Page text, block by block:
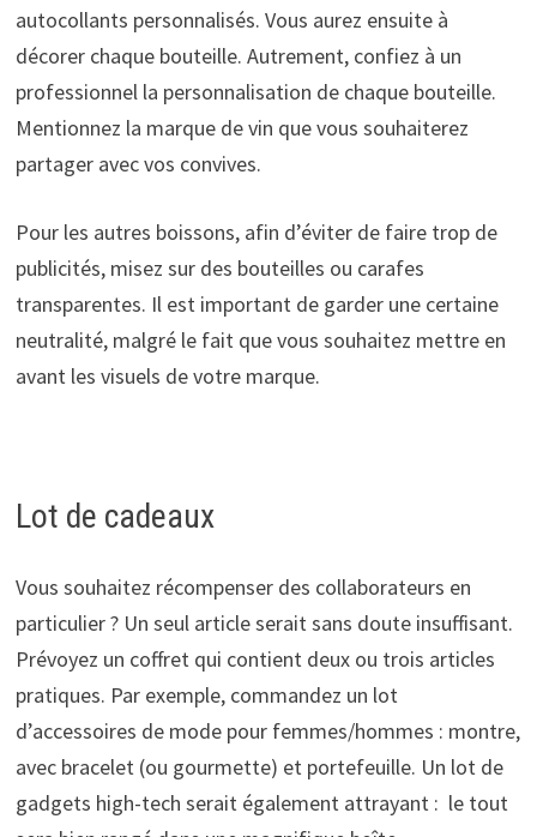
autocollants personnalisés. Vous aurez ensuite à
décorer chaque bouteille. Autrement, confiez à un
professionnel la personnalisation de chaque bouteille.
Mentionnez la marque de vin que vous souhaiterez
partager avec vos convives.
Pour les autres boissons, afin d’éviter de faire trop de
publicités, misez sur des bouteilles ou carafes
transparentes. Il est important de garder une certaine
neutralité, malgré le fait que vous souhaitez mettre en
avant les visuels de votre marque.
Lot de cadeaux
Vous souhaitez récompenser des collaborateurs en
particulier ? Un seul article serait sans doute insuffisant.
Prévoyez un coffret qui contient deux ou trois articles
pratiques. Par exemple, commandez un lot
d’accessoires de mode pour femmes/hommes : montre,
avec bracelet (ou gourmette) et portefeuille. Un lot de
gadgets high-tech serait également attrayant : le tout